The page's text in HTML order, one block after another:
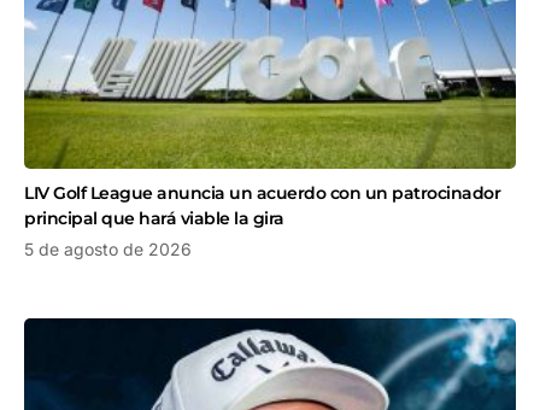
LIV Golf League anuncia un acuerdo con un patrocinador
principal que hará viable la gira
5 de agosto de 2026